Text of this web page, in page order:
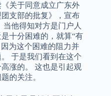
关于同意成立广东外
支部的批复》，宣布
他得知对方是门户人
十分困难的，就算“有
为这个困难的阻力并
于是我们看到在这个
涨的。 这也是引起观
的关注。